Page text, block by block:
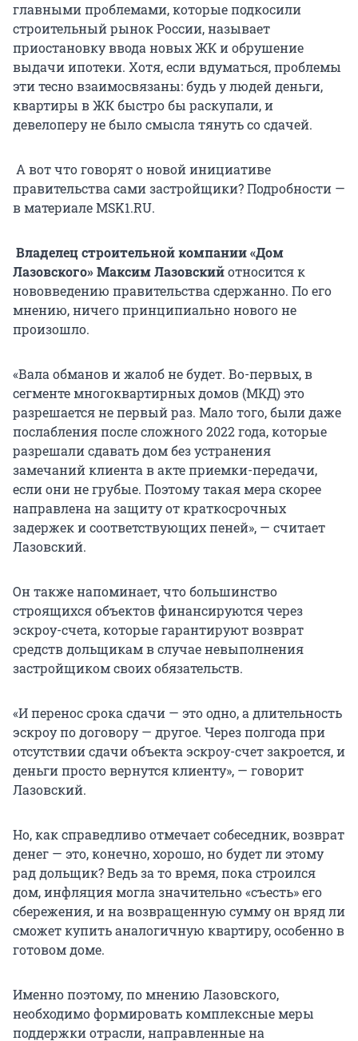
главными проблемами, которые подкосили
строительный рынок России, называет
приостановку ввода новых ЖК и обрушение
выдачи ипотеки. Хотя, если вдуматься, проблемы
эти тесно взаимосвязаны: будь у людей деньги,
квартиры в ЖК быстро бы раскупали, и
девелоперу не было смысла тянуть со сдачей.
А вот что говорят о новой инициативе
правительства сами застройщики? Подробности —
в материале MSK1.RU.
Владелец строительной компании «Дом
Лазовского» Максим Лазовскийотносится к
нововведению правительства сдержанно. По его
мнению, ничего принципиально нового не
произошло.
«Вала обманов и жалоб не будет. Во-первых, в
сегменте многоквартирных домов (МКД) это
разрешается не первый раз. Мало того, были даже
послабления после сложного 2022 года, которые
разрешали сдавать дом без устранения
замечаний клиента в акте приемки-передачи,
если они не грубые. Поэтому такая мера скорее
направлена на защиту от краткосрочных
задержек и соответствующих пеней», — считает
Лазовский.
Он также напоминает, что большинство
строящихся объектов финансируются через
эскроу-счета, которые гарантируют возврат
средств дольщикам в случае невыполнения
застройщиком своих обязательств.
«И перенос срока сдачи — это одно, а длительность
эскроу по договору — другое. Через полгода при
отсутствии сдачи объекта эскроу-счет закроется, и
деньги просто вернутся клиенту», — говорит
Лазовский.
Но, как справедливо отмечает собеседник, возврат
денег — это, конечно, хорошо, но будет ли этому
рад дольщик? Ведь за то время, пока строился
дом, инфляция могла значительно «съесть» его
сбережения, и на возвращенную сумму он вряд ли
сможет купить аналогичную квартиру, особенно в
готовом доме.
Именно поэтому, по мнению Лазовского,
необходимо формировать комплексные меры
поддержки отрасли, направленные на